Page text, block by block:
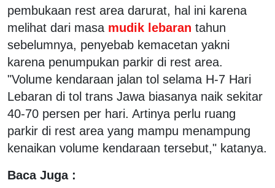
pembukaan rest area darurat, hal ini karena
melihat dari masa mudik lebaran tahun
sebelumnya, penyebab kemacetan yakni
karena penumpukan parkir di rest area.
"Volume kendaraan jalan tol selama H-7 Hari
Lebaran di tol trans Jawa biasanya naik sekitar
40-70 persen per hari. Artinya perlu ruang
parkir di rest area yang mampu menampung
kenaikan volume kendaraan tersebut," katanya.
Baca Juga :